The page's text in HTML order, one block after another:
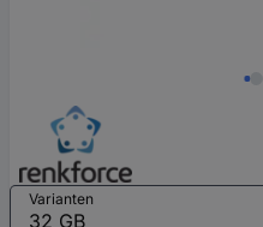
Varianten